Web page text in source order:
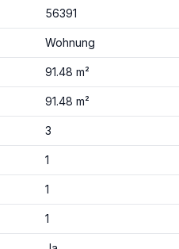
56391
Wohnung
91.48 m²
91.48 m²
3
1
1
1